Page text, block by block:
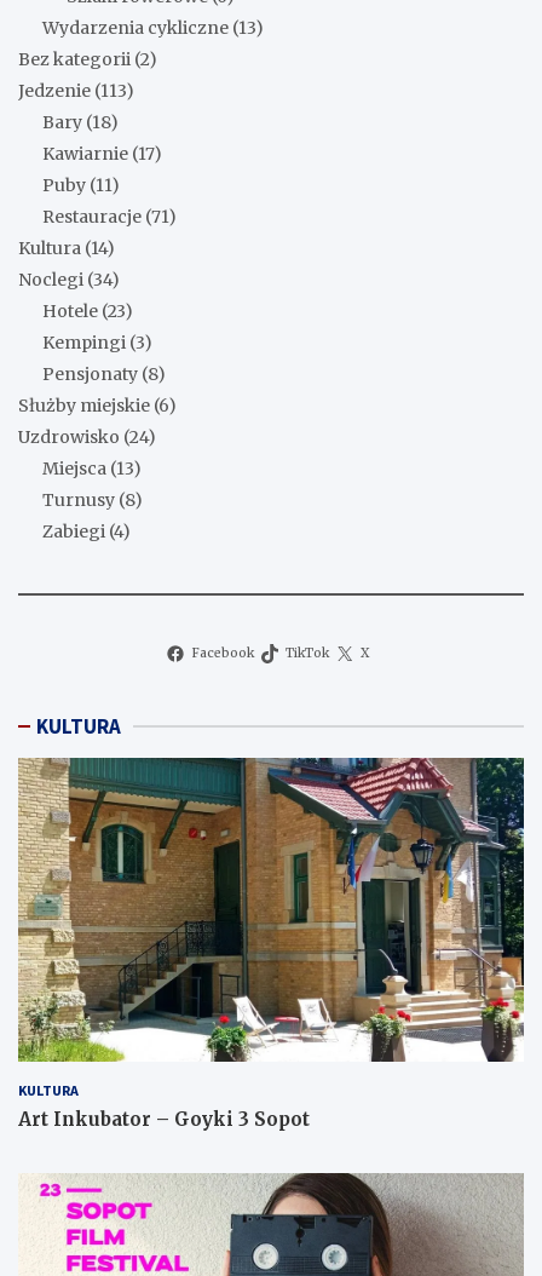
Wydarzenia cykliczne (13)
Bez kategorii (2)
Jedzenie (113)
Bary (18)
Kawiarnie (17)
Puby (11)
Restauracje (71)
Kultura (14)
Noclegi (34)
Hotele (23)
Kempingi (3)
Pensjonaty (8)
Służby miejskie (6)
Uzdrowisko (24)
Miejsca (13)
Turnusy (8)
Zabiegi (4)
Facebook TikTok X
KULTURA
KULTURA
Art Inkubator – Goyki 3 Sopot